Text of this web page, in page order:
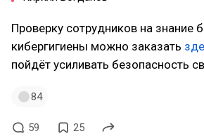
Проверку сотрудников на знание
кибергигиены можно заказать
пойдёт усиливать безопасность
84
59 25